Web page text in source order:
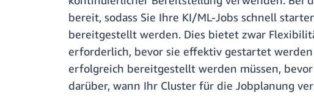
bereit, sodass Sie Ihre KI/ML-Jobs schnell
bereitgestellt werden. Dies bietet zwar
erforderlich, bevor sie effektiv gestartet
erfolgreich bereitgestellt werden müssen,
darüber, wann Ihr Cluster für die Jobplanung